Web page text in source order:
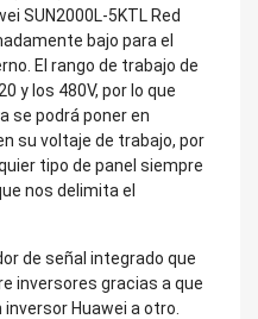
SUN2000L-5KTL Red
bajo para el
El rango de trabajo de
y los 480V, por lo que
se podrá poner en
su voltaje de trabajo, por
tipo de panel siempre
nos delimita el
de señal integrado que
inversores gracias a que
Huawei a otro.